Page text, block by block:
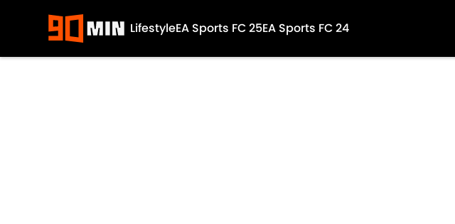
LifestyleEA Sports FC 25EA Sports FC 24